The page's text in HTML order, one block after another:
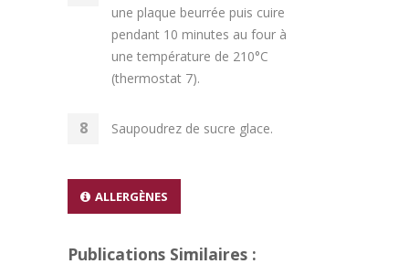
une plaque beurrée puis cuire
pendant 10 minutes au four à
une température de 210°C
(thermostat 7).
Saupoudrez de sucre glace.
ALLERGÈNES
Publications Similaires :